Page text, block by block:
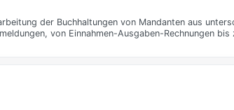
der Buchhaltungen von Mandanten aus
von Einnahmen-Ausgaben-Rechnungen